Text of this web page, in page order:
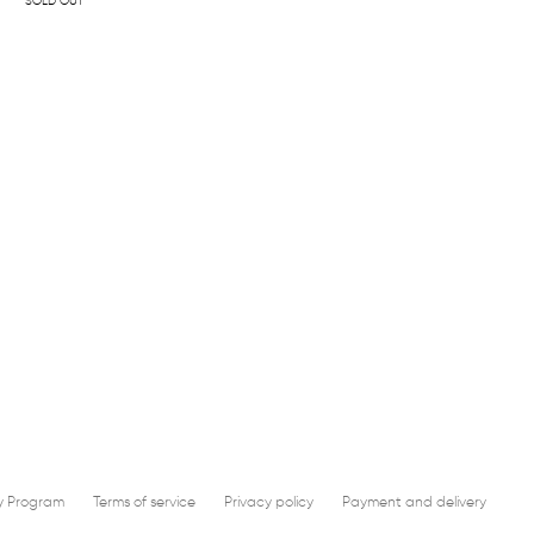
Program Terms of service Privacy policy Payment and delivery